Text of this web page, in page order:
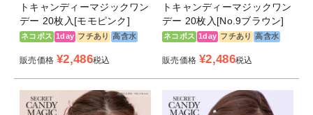
トキャンディーマジックワン
デー 20枚入[モモピンク]
ネコポス 1day フチあり 高含水
販売価格 ¥2,486税込
トキャンディーマジックワン
デー 20枚入[No.9ブラウン]
ネコポス 1day フチあり 高含水
販売価格 ¥2,486税込